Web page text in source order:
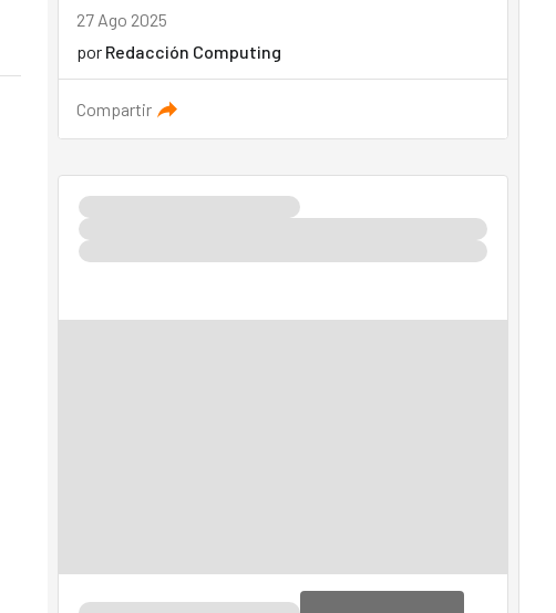
27 Ago 2025
por Redacción Computing
Compartir